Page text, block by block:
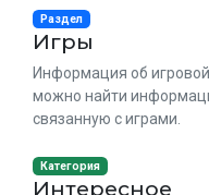
Раздел
Игры
Информация об
можно найти
связанную с играми.
Категория
Интересное